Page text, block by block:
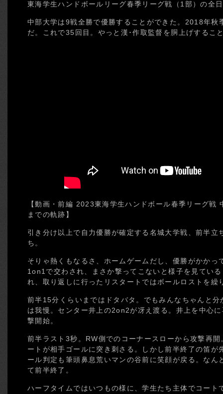
東海学生ハンドボールリーグ春季リーグ戦（1部）の全
中部大学は9戦全勝で優勝することができた。2018年秋
だ。これで35回目。やっと漢･作取監督を胴上げするこ
【動画・前編 2023東海学生ハンドボール春季リーグ戦
までの軌跡】
引き分け以上で自力優勝が確定する名城大学戦、前半立
ち。
そりゃ熱くもなるさ、ホームゲームだし、優勝がかかっ
1on1で交わされ、まさか撃ってこないと様子を見てい
れ、取り返しに行ったリスタートではボールロストを繰
前半15分くらいまではドタバタ。でもみんなちゃんと
は我慢。センター井上の2on2が冴え渡る。井上を中心
撃開始。
前半ラスト3秒。RW側でのコーナースローから攻撃再
ートが相手ゴールに突き刺さる。しかし前半終了の笛が
ール判定も筆頭鼻息荒いマンの谷前に笑顔が戻る。な
て前半終了。
ハーフタイムではいつもの様に、学生たち主体でコート